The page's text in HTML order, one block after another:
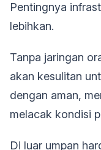
Pentingnya
lebihkan.
Tanpa jaringan
akan kesulitan
dengan aman,
melacak kondisi
Di luar umpan